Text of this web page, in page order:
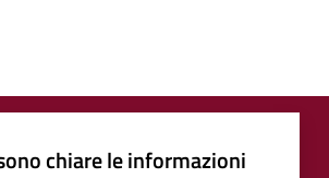
chiare le informazioni